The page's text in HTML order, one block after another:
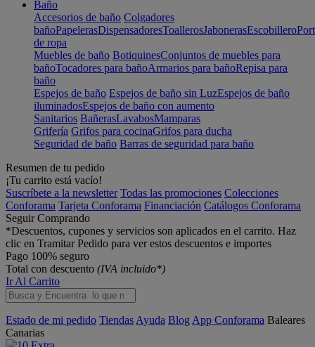
Baño
Accesorios de baño Colgadores
bañoPapelerasDispensadoresToallerosJabonerasEscobillero
de ropa
Muebles de baño BotiquinesConjuntos de muebles para
bañoTocadores para bañoArmarios para bañoRepisa para
baño
Espejos de baño Espejos de baño sin LuzEspejos de baño
iluminadosEspejos de baño con aumento
Sanitarios BañerasLavabosMamparas
Grifería Grifos para cocinaGrifos para ducha
Seguridad de baño Barras de seguridad para baño
Resumen de tu pedido
¡Tu carrito está vacío!
Suscríbete a la newsletter Todas las promociones Colecciones
Conforama Tarjeta Conforama Financiación Catálogos Conforama
Seguir Comprando
*Descuentos, cupones y servicios son aplicados en el carrito. Haz
clic en Tramitar Pedido para ver estos descuentos e importes
Pago 100% seguro
Total con descuento (IVA incluido*)
Ir Al Carrito
Estado de mi pedido Tiendas Ayuda Blog App Conforama Baleares
Canarias